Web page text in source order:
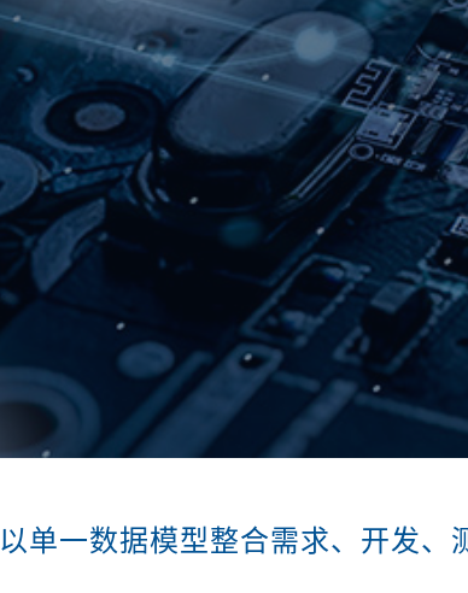
以单一数据模型整合需求、开发